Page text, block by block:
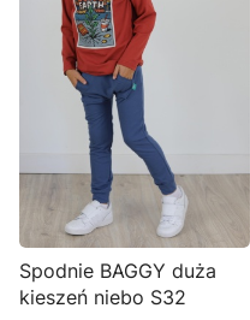
Spodnie BAGGY duża
kieszeń niebo S32